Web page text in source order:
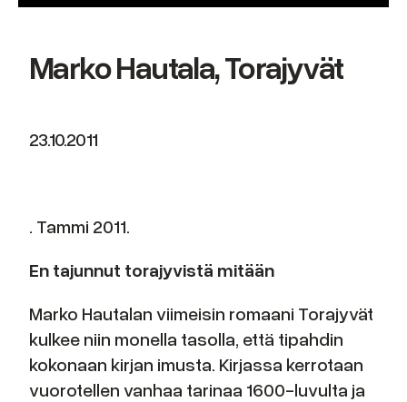
Marko Hautala, Torajyvät
23.10.2011
. Tammi 2011.
En tajunnut torajyvistä mitään
Marko Hautalan viimeisin romaani Torajyvät
kulkee niin monella tasolla, että tipahdin
kokonaan kirjan imusta. Kirjassa kerrotaan
vuorotellen vanhaa tarinaa 1600-luvulta ja